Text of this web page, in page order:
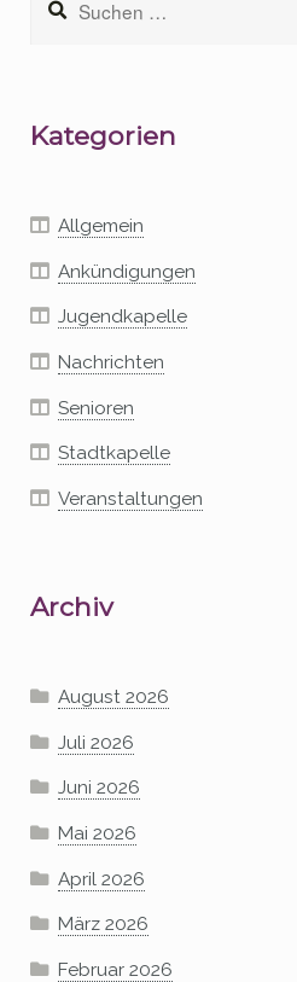
nach:
Kategorien
Allgemein
Ankündigungen
Jugendkapelle
Nachrichten
Senioren
Stadtkapelle
Veranstaltungen
Archiv
August 2026
Juli 2026
Juni 2026
Mai 2026
April 2026
März 2026
Februar 2026